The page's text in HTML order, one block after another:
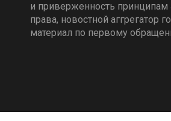
и приверженность принципам
права, новостной аггрегатор
материал по первому